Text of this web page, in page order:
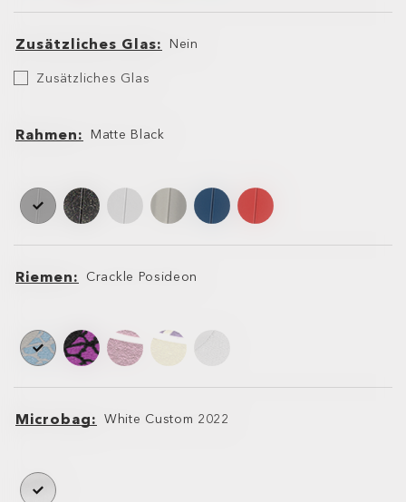
Zusätzliches Glas Nein
Zusätzliches
GlasZusätzliches Glas
Rahmen Matte Black
Riemen Crackle Posideon
Microbag White Custom 2022